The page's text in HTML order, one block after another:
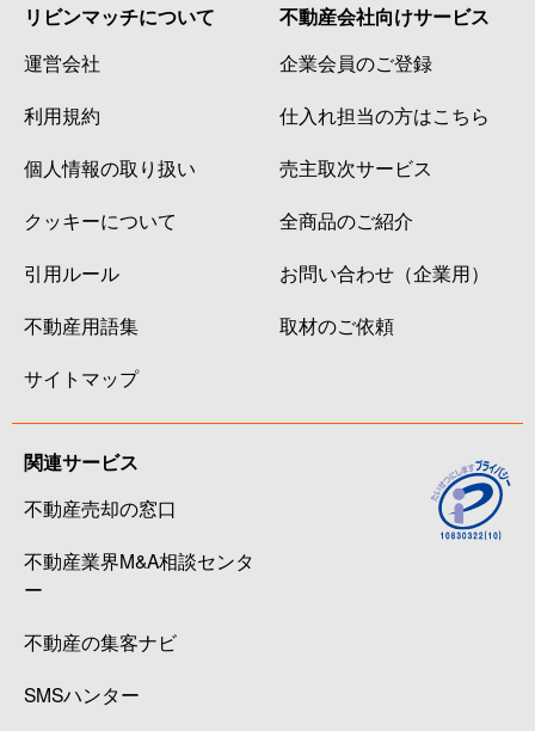
リビンマッチについて
運営会社
利用規約
個人情報の取り扱い
クッキーについて
引用ルール
不動産用語集
サイトマップ
不動産会社向けサービス
企業会員のご登録
仕入れ担当の方はこちら
売主取次サービス
全商品のご紹介
お問い合わせ（企業用）
取材のご依頼
関連サービス
不動産売却の窓口
不動産業界M&A相談センタ
ー
不動産の集客ナビ
SMSハンター